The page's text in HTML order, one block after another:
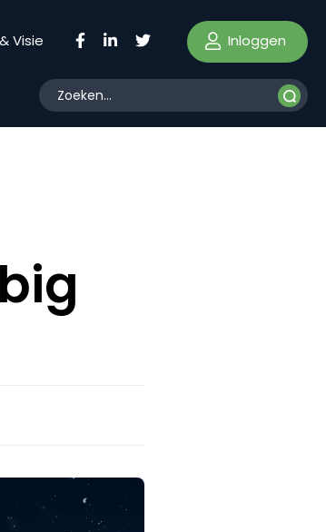
Visie Inloggen